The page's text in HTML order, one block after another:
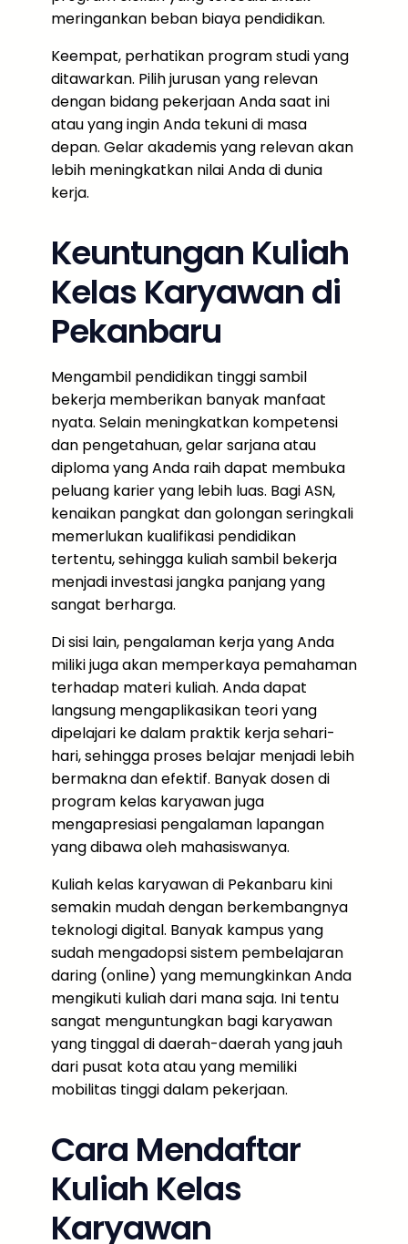
meringankan beban biaya pendidikan.
Keempat, perhatikan program studi yang
ditawarkan. Pilih jurusan yang relevan
dengan bidang pekerjaan Anda saat ini
atau yang ingin Anda tekuni di masa
depan. Gelar akademis yang relevan akan
lebih meningkatkan nilai Anda di dunia
kerja.
Keuntungan Kuliah
Kelas Karyawan di
Pekanbaru
Mengambil pendidikan tinggi sambil
bekerja memberikan banyak manfaat
nyata. Selain meningkatkan kompetensi
dan pengetahuan, gelar sarjana atau
diploma yang Anda raih dapat membuka
peluang karier yang lebih luas. Bagi ASN,
kenaikan pangkat dan golongan seringkali
memerlukan kualifikasi pendidikan
tertentu, sehingga kuliah sambil bekerja
menjadi investasi jangka panjang yang
sangat berharga.
Di sisi lain, pengalaman kerja yang Anda
miliki juga akan memperkaya pemahaman
terhadap materi kuliah. Anda dapat
langsung mengaplikasikan teori yang
dipelajari ke dalam praktik kerja sehari-
hari, sehingga proses belajar menjadi lebih
bermakna dan efektif. Banyak dosen di
program kelas karyawan juga
mengapresiasi pengalaman lapangan
yang dibawa oleh mahasiswanya.
Kuliah kelas karyawan di Pekanbaru kini
semakin mudah dengan berkembangnya
teknologi digital. Banyak kampus yang
sudah mengadopsi sistem pembelajaran
daring (online) yang memungkinkan Anda
mengikuti kuliah dari mana saja. Ini tentu
sangat menguntungkan bagi karyawan
yang tinggal di daerah-daerah yang jauh
dari pusat kota atau yang memiliki
mobilitas tinggi dalam pekerjaan.
Cara Mendaftar
Kuliah Kelas
Karyawan